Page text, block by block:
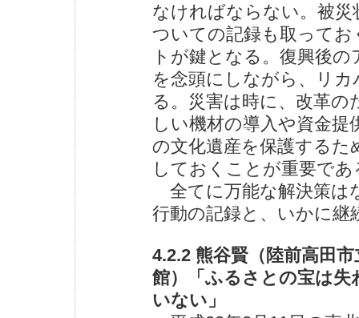
なければならない。被
ついての記録も取って
トが鍵となる。復興後
を念頭にしながら、リ
る。災害は時に、改革
しい機材の導入や資金
の文化遺産を保護するた
しておくことが重要であ
全てに万能な解決策は
行動の記録と、いかに
4.2.2 熊谷賢（陸前高田市
館）「ふるさとの宝は失
いない」